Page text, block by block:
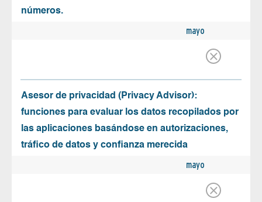
números.
mayo
Asesor de privacidad (Privacy Advisor):
funciones para evaluar los datos recopilados por
las aplicaciones basándose en autorizaciones,
tráfico de datos y confianza merecida
mayo